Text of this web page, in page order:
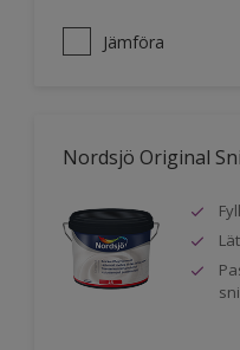
Jämföra
Nordsjö Original